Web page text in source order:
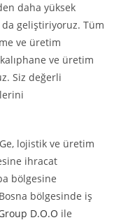
daha yüksek
geliştiriyoruz. Tüm
ve üretim
ve üretim
Siz değerli
lojistik ve üretim
ihracat
bölgesine
bölgesinde iş
D.O.O ile